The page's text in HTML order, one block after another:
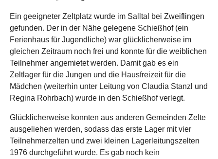
Ein geeigneter Zeltplatz wurde im Salltal bei Zweiflingen
gefunden. Der in der Nähe gelegene Schießhof (ein
Ferienhaus für Jugendliche) war glücklicherweise im
gleichen Zeitraum noch frei und konnte für die weiblichen
Teilnehmer angemietet werden. Damit gab es ein
Zeltlager für die Jungen und die Hausfreizeit für die
Mädchen (weiterhin unter Leitung von Claudia Stanzl und
Regina Rohrbach) wurde in den Schießhof verlegt.
Glücklicherweise konnten aus anderen Gemeinden Zelte
ausgeliehen werden, sodass das erste Lager mit vier
Teilnehmerzelten und zwei kleinen Lagerleitungszelten
1976 durchgeführt wurde. Es gab noch kein